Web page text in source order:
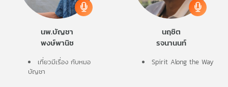
นพ.บัญชา
พงษ์พานิช
เที่ยวมีเรื่อง กับหมอ
บัญชา
นฤชิต
รจนานนท์
Spirit Along the Way